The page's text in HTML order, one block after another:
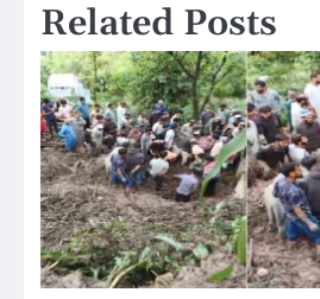
Related Posts